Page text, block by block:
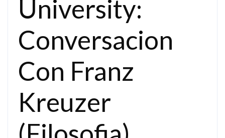
University:
Conversacion
Con Franz
Kreuzer